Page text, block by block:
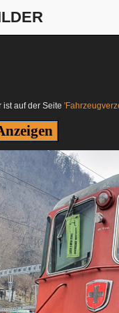
ist auf der Seite